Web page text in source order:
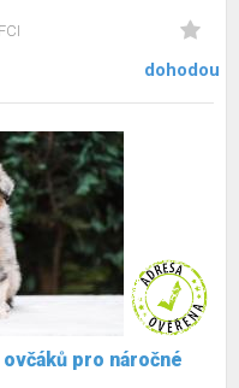
dohodou
pro náročné